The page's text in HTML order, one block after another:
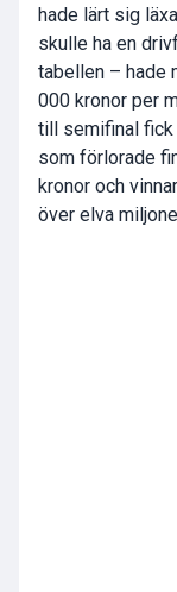
hade lärt sig
skulle ha en
tabellen – hade
000 kronor per
till semifinal fick
som förlorade
kronor och
över elva